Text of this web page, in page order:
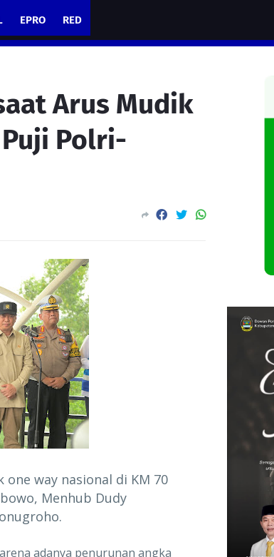
EPRO RED
Arus Mudik
Polri-
one way nasional di KM 70
Menhub Dudy
adanya penurunan angka